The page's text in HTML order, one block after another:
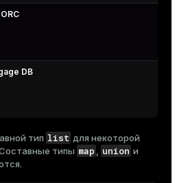
тип list для некоторой
типы map union и